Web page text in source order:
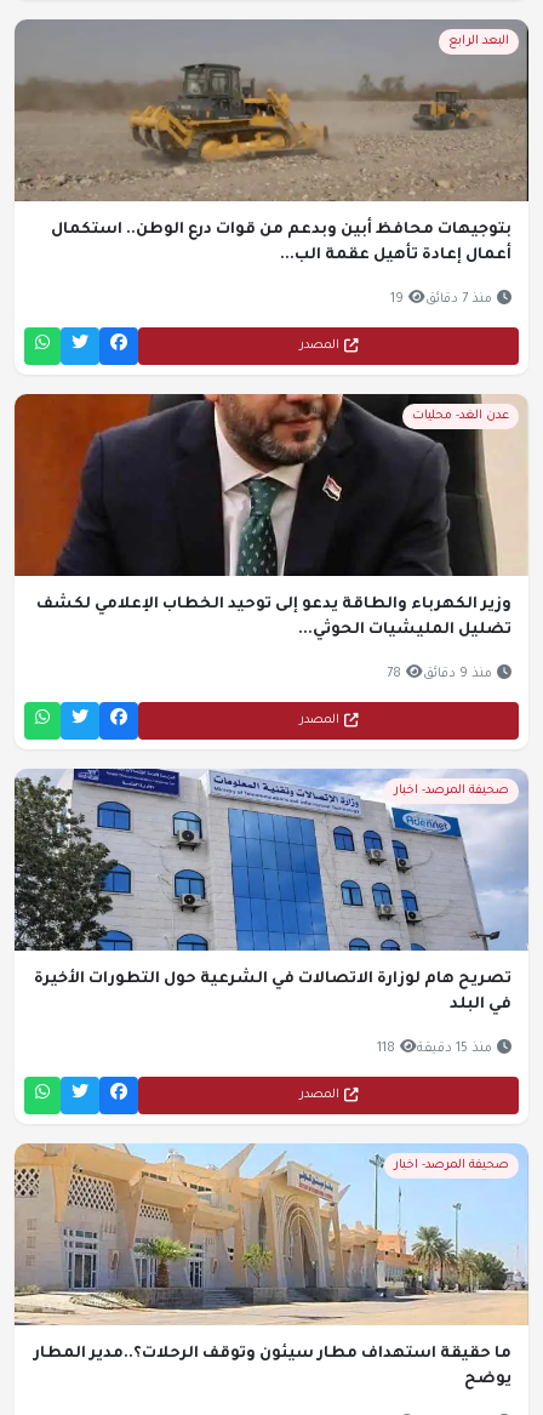
البعد الرابع
بتوجيهات محافظ أبين وبدعم من قوات درع الوطن.. استكمال
أعمال إعادة تأهيل عقمة الب...
منذ 7 دقائق 19
المصدر
عدن الغد- محليات
وزير الكهرباء والطاقة يدعو إلى توحيد الخطاب الإعلامي لكشف
تضليل المليشيات الحوثي...
منذ 9 دقائق 78
المصدر
صحيفة المرصد- اخبار
تصريح هام لوزارة الاتصالات في الشرعية حول التطورات الأخيرة
في البلد
منذ 15 دقيقة 118
المصدر
صحيفة المرصد- اخبار
ما حقيقة استهداف مطار سيئون وتوقف الرحلات؟..مدير المطار
يوضح